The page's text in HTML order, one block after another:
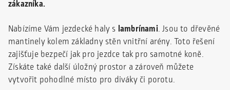
zákazníka.
Nabízíme Vám jezdecké haly s lambrínami. Jsou to dřevěné
mantinely kolem základny stěn vnitřní arény. Toto řešení
zajišťuje bezpečí jak pro jezdce tak pro samotné koně.
Získáte také další úložný prostor a zároveň můžete
vytvořit pohodlné místo pro diváky či porotu.